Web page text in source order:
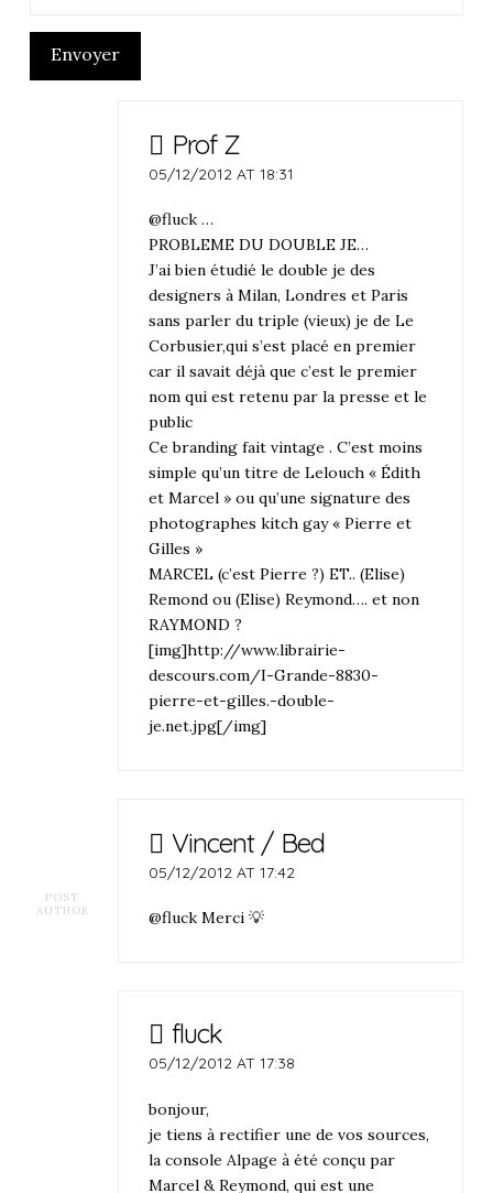
Envoyer
Prof Z
05/12/2012 AT 18:31
@fluck …
PROBLEME DU DOUBLE JE…
J’ai bien étudié le double je des
designers à Milan, Londres et Paris
sans parler du triple (vieux) je de Le
Corbusier,qui s’est placé en premier
car il savait déjà que c’est le premier
nom qui est retenu par la presse et le
public
Ce branding fait vintage . C’est moins
simple qu’un titre de Lelouch « Édith
et Marcel » ou qu’une signature des
photographes kitch gay « Pierre et
Gilles »
MARCEL (c’est Pierre ?) ET.. (Elise)
Remond ou (Elise) Reymond…. et non
RAYMOND ?
[img]http://www.librairie-
descours.com/I-Grande-8830-
pierre-et-gilles.-double-
je.net.jpg[/img]
POST
AUTHOR
Vincent / Bed
05/12/2012 AT 17:42
@fluck Merci 💡
fluck
05/12/2012 AT 17:38
bonjour,
je tiens à rectifier une de vos sources,
la console Alpage à été conçu par
Marcel & Reymond, qui est une